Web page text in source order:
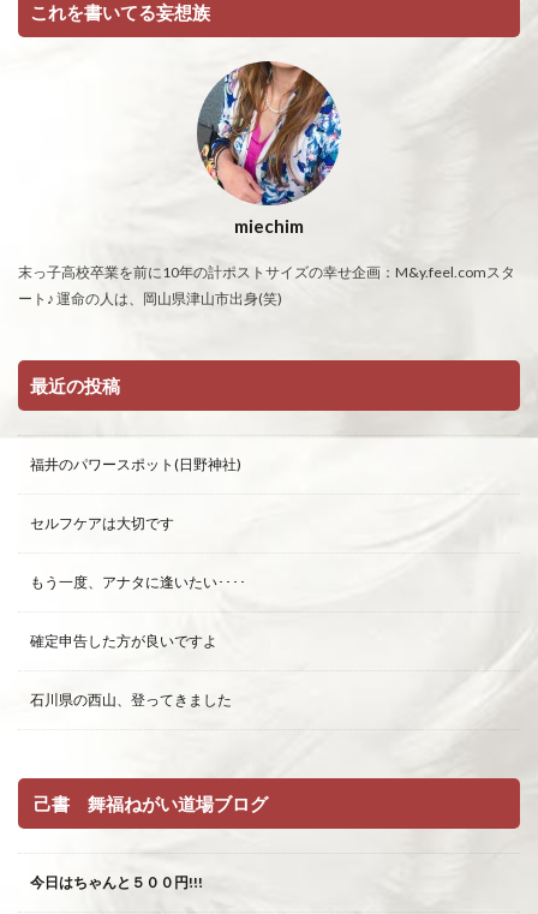
これを書いてる妄想族
miechim
末っ子高校卒業を前に10年の計ポストサイズの幸せ企画：M&y.feel.comスタ
ート♪ 運命の人は、岡山県津山市出身(笑)
最近の投稿
福井のパワースポット(日野神社)
セルフケアは大切です
もう一度、アナタに逢いたい････
確定申告した方が良いですよ
石川県の西山、登ってきました
己書 舞福ねがい道場ブログ
今日はちゃんと５００円!!!